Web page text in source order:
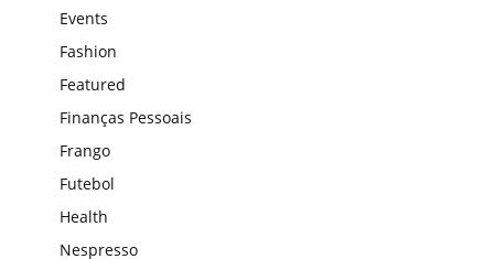
Events
Fashion
Featured
Finanças Pessoais
Frango
Futebol
Health
Nespresso